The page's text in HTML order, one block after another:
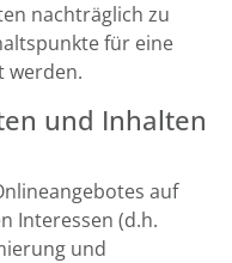
nachträglich zu
für eine
werden.
und Inhalten
auf
Interessen (d.h.
und